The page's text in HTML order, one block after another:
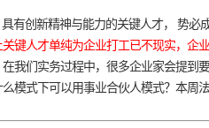
有创新精神与能力的关键人才， 势必
键人才单纯为企业打工已不现实，企
在我们实务过程中，很多企业家会提到
模式下可以用事业合伙人模式？本周